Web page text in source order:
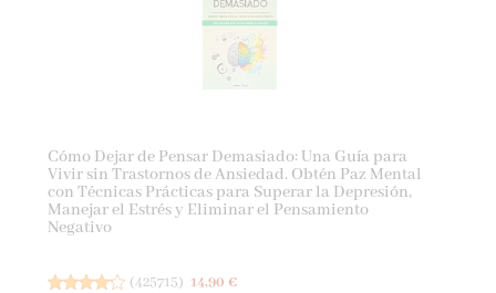
Cómo Dejar de Pensar Demasiado: Una Guía para
Vivir sin Trastornos de Ansiedad. Obtén Paz Mental
con Técnicas Prácticas para Superar la Depresión,
Manejar el Estrés y Eliminar el Pensamiento
Negativo
(425715) 14,90 €